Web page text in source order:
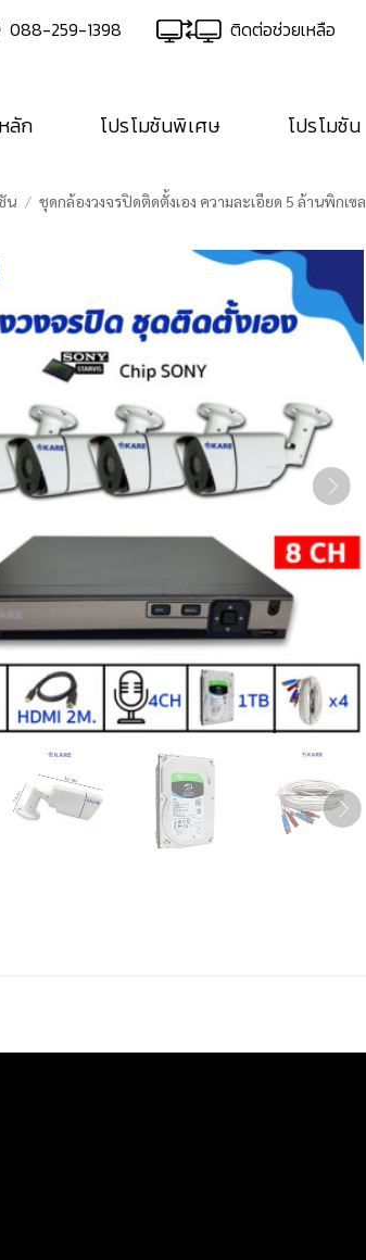
088-259-1398 ติดต่อช่วยเหลือ
ลัก โปรโมชันพิเศษ โปรโมชัน
น / ชุดกล้องวงจรปิดติดตั้งเอง ความละเอียด 5 ล้านพิกเซล